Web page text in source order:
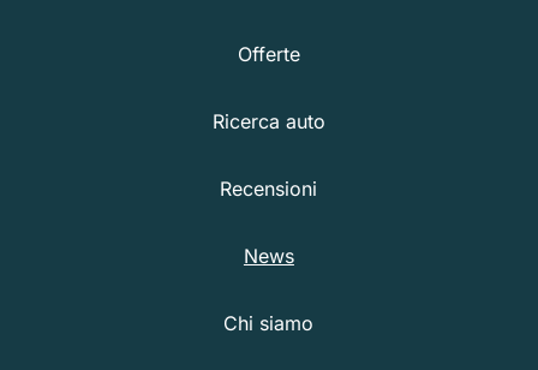
Offerte
Ricerca auto
Recensioni
News
Chi siamo